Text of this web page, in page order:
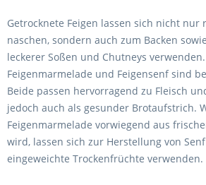
Getrocknete Feigen lassen sich nicht nur
naschen, sondern auch zum Backen
leckerer Soßen und Chutneys
Feigenmarmelade und Feigensenf sind
Beide passen hervorragend zu Fleisch
jedoch auch als gesunder Brotaufstrich.
Feigenmarmelade vorwiegend aus
wird, lassen sich zur Herstellung von
eingeweichte Trockenfrüchte verwenden.